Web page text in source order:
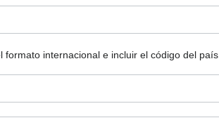
internacional e incluir el código del país.